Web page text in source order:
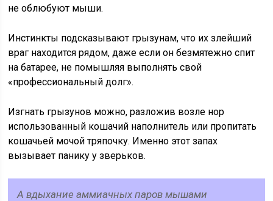
не облюбуют мыши.
Инстинкты подсказывают грызунам, что их злейший
враг находится рядом, даже если он безмятежно спит
на батарее, не помышляя выполнять свой
«профессиональный долг».
Изгнать грызунов можно, разложив возле нор
использованный кошачий наполнитель или пропитать
кошачьей мочой тряпочку. Именно этот запах
вызывает панику у зверьков.
А вдыхание аммиачных паров мышами